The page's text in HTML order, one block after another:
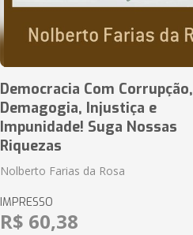
Democracia Com Corrupção,
Demagogia, Injustiça e
Impunidade! Suga Nossas
Riquezas
Nolberto Farias da Rosa
IMPRESSO
R$ 60,38